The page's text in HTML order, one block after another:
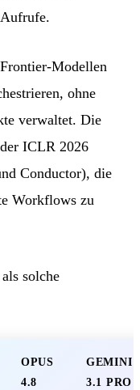
Modellen
ohne
verwaltet. Die
ICLR 2026
Conductor), die
Workflows zu
solche
OPUS
4.8
GEMINI
3.1 PRO